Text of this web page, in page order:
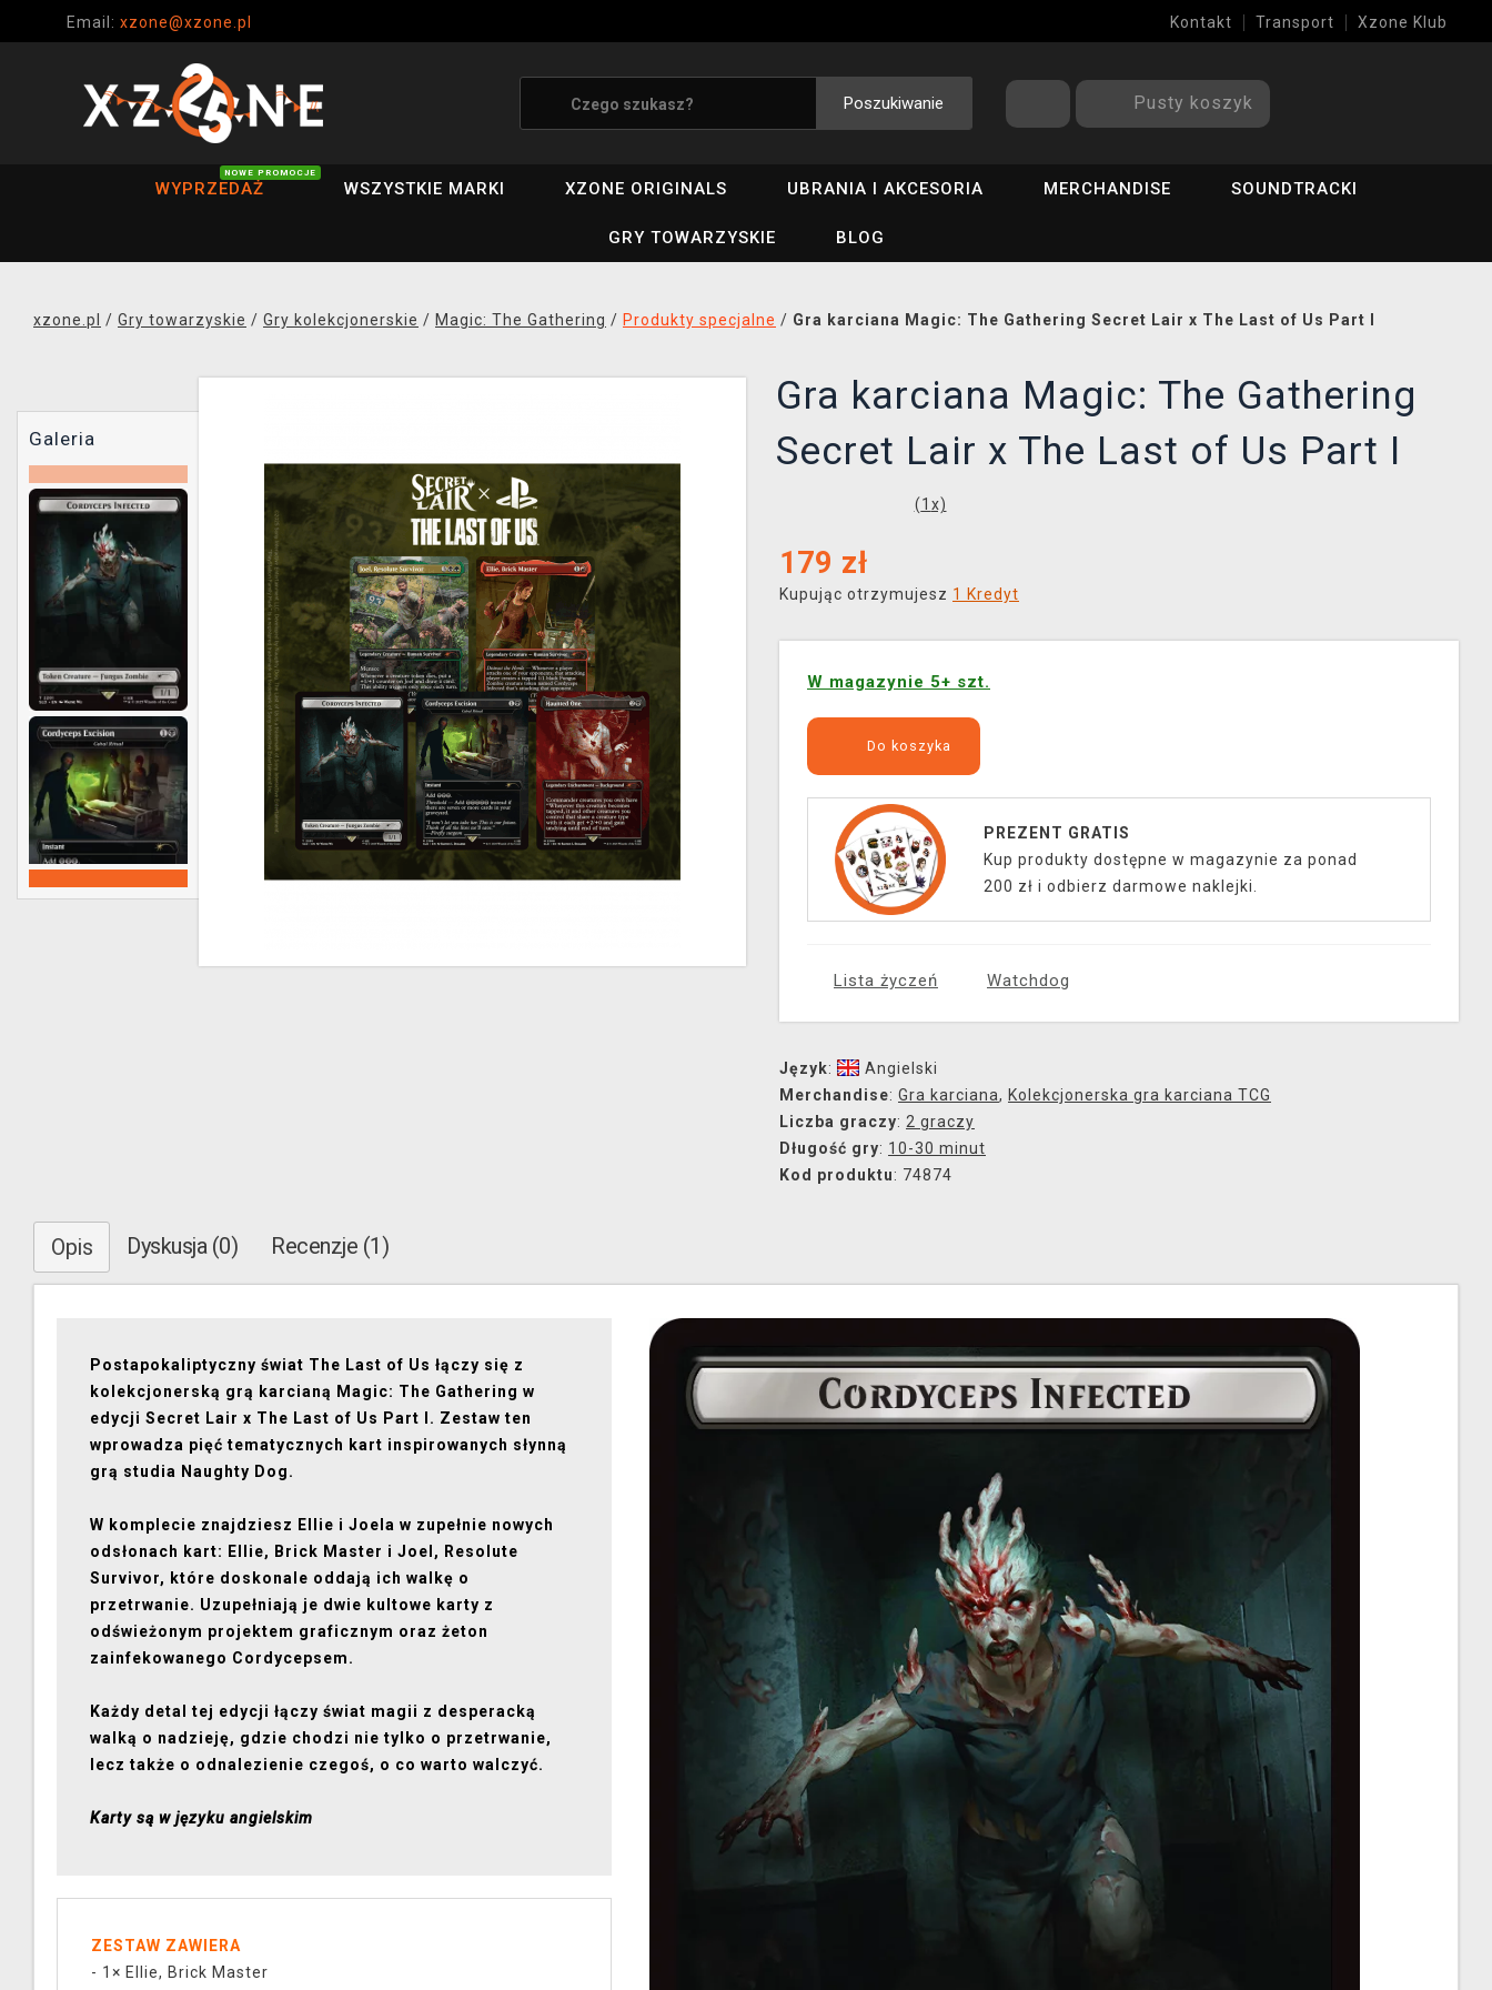
Email: xzone@xzone.pl Kontakt Transport Xzone Klub
Poszukiwanie Pusty koszyk
WYPRZEDAŻ
NOWE PROMOCJE
WSZYSTKIE MARKI XZONE ORIGINALS UBRANIA I AKCESORIA MERCHANDISE SOUNDTRACKI
GRY TOWARZYSKIE BLOG
xzone.pl / Gry towarzyskie / Gry kolekcjonerskie / Magic: The Gathering / Produkty specjalne / Gra karciana Magic: The Gathering Secret Lair x The Last of Us Part I
Galeria
Gra karciana Magic: The Gathering
Secret Lair x The Last of Us Part I
(1 x)
179 zł
Kupując otrzymujesz 1 Kredyt
W magazynie 5+ szt.
Do koszyka
PREZENT GRATIS
Kup produkty dostępne w magazynie za ponad
200 zł i odbierz darmowe naklejki.
Lista życzeń Watchdog
Język:
Angielski
Merchandise: Gra karciana, Kolekcjonerska gra karciana TCG
Liczba graczy: 2 graczy
Długość gry: 10-30 minut
Kod produktu: 74874
Opis Dyskusja (0) Recenzje (1)
Postapokaliptyczny świat The Last of Us łączy się z
kolekcjonerską grą karcianą Magic: The Gathering w
edycji Secret Lair x The Last of Us Part I. Zestaw ten
wprowadza pięć tematycznych kart inspirowanych słynną
grą studia Naughty Dog.
W komplecie znajdziesz Ellie i Joela w zupełnie nowych
odsłonach kart: Ellie, Brick Master i Joel, Resolute
Survivor, które doskonale oddają ich walkę o
przetrwanie. Uzupełniają je dwie kultowe karty z
odświeżonym projektem graficznym oraz żeton
zainfekowanego Cordycepsem.
Każdy detal tej edycji łączy świat magii z desperacką
walką o nadzieję, gdzie chodzi nie tylko o przetrwanie,
lecz także o odnalezienie czegoś, o co warto walczyć.
Karty są w języku angielskim
ZESTAW ZAWIERA
- 1× Ellie, Brick Master